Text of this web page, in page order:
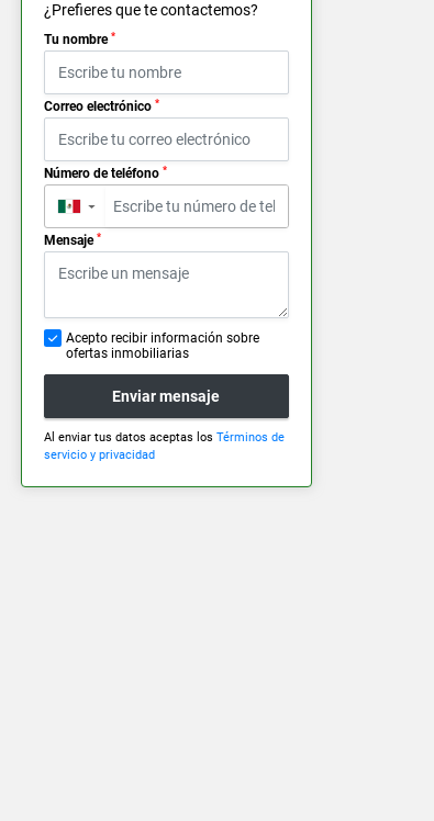
¿Prefieres que te contactemos?
Tu nombre *
Correo electrónico *
Número de teléfono *
▼
Mensaje *
Acepto recibir información sobre
ofertas inmobiliarias
Enviar mensaje
Al enviar tus datos aceptas los Términos de
servicio y privacidad